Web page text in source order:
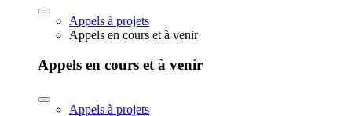
Appels à projets
Appels en cours et à venir
Appels en cours et à venir
Appels à projets